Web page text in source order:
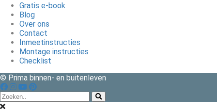
Gratis e-book
Blog
Over ons
Contact
Inmeetinstructies
Montage instructies
Checklist
© Prima binnen- en buitenleven